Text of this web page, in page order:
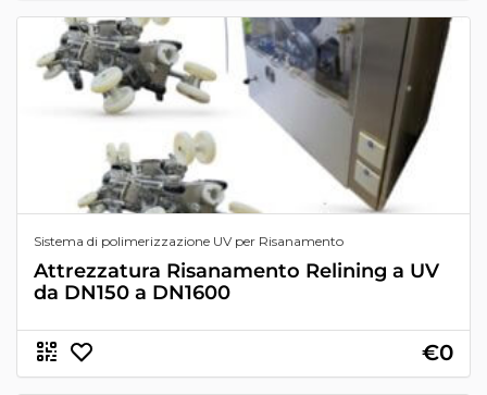
Sistema di polimerizzazione UV per Risanamento
Attrezzatura Risanamento Relining a UV
da DN150 a DN1600
€0